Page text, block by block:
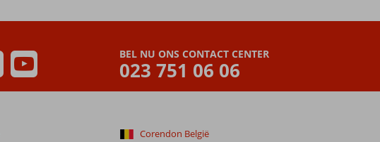
BEL NU ONS CONTACT CENTER
023 751 06 06
Corendon België